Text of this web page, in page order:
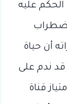
عليه
أن حياة
ندم على
قناة